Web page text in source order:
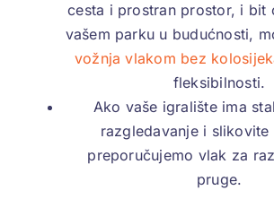
cesta i prostran prostor, i bit
vašem parku u budućnosti,
vožnja vlakom bez
fleksibilnosti.
Ako vaše igralište ima
razgledavanje i slikovite
preporučujemo vlak za
pruge.